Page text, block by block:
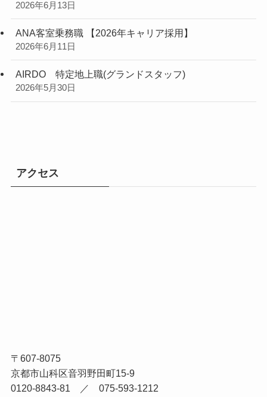
2026年6月13日
ANA客室乗務職 【2026年キャリア採用】
2026年6月11日
AIRDO 特定地上職(グランドスタッフ)
2026年5月30日
アクセス
〒607-8075
京都市山科区音羽野田町15-9
0120-8843-81 ／ 075-593-1212